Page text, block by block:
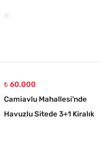
₺ 60.000
Camiavlu Mahallesi'nde
Havuzlu Sitede 3+1 Kiralık